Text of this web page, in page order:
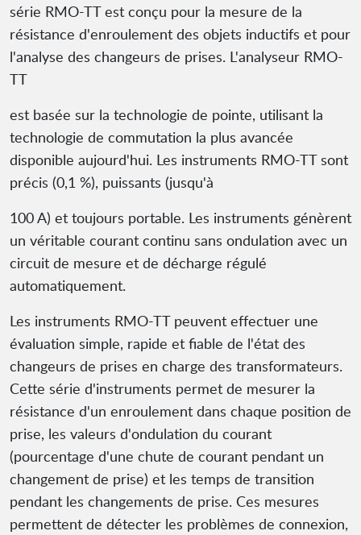
série RMO-TT est conçu pour la mesure de la
résistance d'enroulement des objets inductifs et pour
l'analyse des changeurs de prises. L'analyseur RMO-
TT
est basée sur la technologie de pointe, utilisant la
technologie de commutation la plus avancée
disponible aujourd'hui. Les instruments RMO-TT sont
précis (0,1 %), puissants (jusqu'à
100 A) et toujours portable. Les instruments génèrent
un véritable courant continu sans ondulation avec un
circuit de mesure et de décharge régulé
automatiquement.
Les instruments RMO-TT peuvent effectuer une
évaluation simple, rapide et fiable de l'état des
changeurs de prises en charge des transformateurs.
Cette série d'instruments permet de mesurer la
résistance d'un enroulement dans chaque position de
prise, les valeurs d'ondulation du courant
(pourcentage d'une chute de courant pendant un
changement de prise) et les temps de transition
pendant les changements de prise. Ces mesures
permettent de détecter les problèmes de connexion,